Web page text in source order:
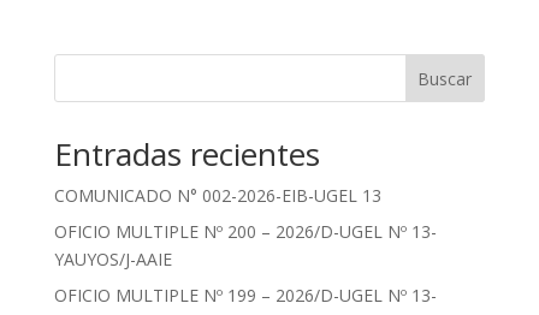
Buscar
Entradas recientes
COMUNICADO N° 002-2026-EIB-UGEL 13
OFICIO MULTIPLE Nº 200 – 2026/D-UGEL Nº 13-
YAUYOS/J-AAIE
OFICIO MULTIPLE Nº 199 – 2026/D-UGEL Nº 13-